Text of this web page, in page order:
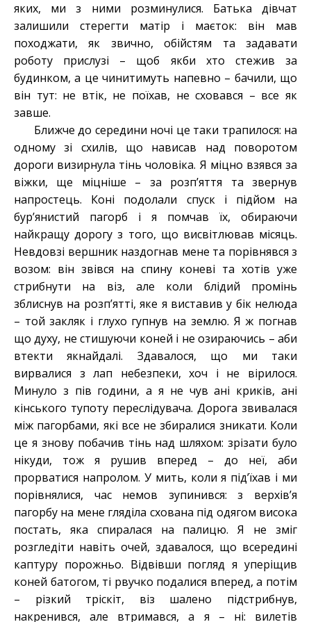
яких, ми з ними розминулися. Батька дівчат
залишили стерегти матір і маєток: він мав
походжати, як звично, обійстям та задавати
роботу прислузі – щоб якби хто стежив за
будинком, а це чинитимуть напевно – бачили, що
він тут: не втік, не поїхав, не сховався – все як
завше.
Ближче до середини ночі це таки трапилося: на
одному зі схилів, що нависав над поворотом
дороги визирнула тінь чоловіка. Я міцно взявся за
віжки, ще міцніше – за розп’яття та звернув
напростець. Коні подолали спуск і підйом на
бур’янистий пагорб і я помчав їх, обираючи
найкращу дорогу з того, що висвітлював місяць.
Невдовзі вершник наздогнав мене та порівнявся з
возом: він звівся на спину коневі та хотів уже
стрибнути на віз, але коли блідий промінь
зблиснув на розп’ятті, яке я виставив у бік нелюда
– той закляк і глухо гупнув на землю. Я ж погнав
що духу, не стишуючи коней і не озираючись – аби
втекти якнайдалі. Здавалося, що ми таки
вирвалися з лап небезпеки, хоч і не вірилося.
Минуло з пів години, а я не чув ані криків, ані
кінського тупоту переслідувача. Дорога звивалася
між пагорбами, які все не збиралися зникати. Коли
це я знову побачив тінь над шляхом: зрізати було
нікуди, тож я рушив вперед – до неї, аби
прорватися напролом. У мить, коли я під’їхав і ми
порівнялися, час немов зупинився: з верхів’я
пагорбу на мене гляділа схована під одягом висока
постать, яка спиралася на палицю. Я не зміг
розгледіти навіть очей, здавалося, що всередині
каптуру порожньо. Відвівши погляд я уперіщив
коней батогом, ті рвучко подалися вперед, а потім
– різкий тріскіт, віз шалено підстрибнув,
накренився, але втримався, а я – ні: вилетів